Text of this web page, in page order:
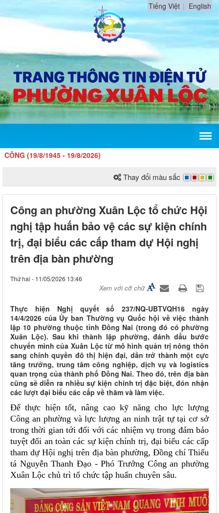
Tiếng Việt English
(19/8/1945 - 19/8/2026)
Thay đổi màu sắc
Công an phường Xuân Lộc tổ chức Hội
nghị tập huấn bảo vệ các sự kiện chính
trị, đại biểu các cấp tham dự Hội nghị
trên địa bàn phường
Thứ hai - 11/05/2026 13:46
Xem với cỡ chữ
Thực hiện Nghị quyết số 237/NQ-UBTVQH16 ngày
14/4/2026 của Ủy ban Thường vụ Quốc hội về việc thành
lập 10 phường thuộc tỉnh Đồng Nai (trong đó có phường
Xuân Lộc). Sau khi thành lập phường, đánh dấu bước
chuyển mình của Xuân Lộc từ mô hình quản trị nông thôn
sang chính quyền đô thị hiện đại, dần trở thành một cực
tăng trưởng, trung tâm công nghiệp, dịch vụ và logistics
quan trọng của thành phố Đồng Nai. Theo đó, trên địa bàn
cũng sẽ diễn ra nhiều sự kiện chính trị đặc biệt, đón nhận
các lượt đại biểu các cấp về thăm và làm việc.
Để thực hiện tốt, nâng cao kỹ năng cho lực lượng
Công an phường và lực lượng an ninh trật tự tại cơ sở
trong thời gian tới đối với các nhiệm vụ trong đảm bảo
tuyệt đối an toàn các sự kiện chính trị, đại biểu các cấp
tham dự Hội nghị trên địa bàn phường, Đồng chí Thiếu
tá Nguyễn Thanh Đạo - Phó Trưởng Công an phường
Xuân Lộc chủ trì tổ chức tập huấn chuyên sâu.